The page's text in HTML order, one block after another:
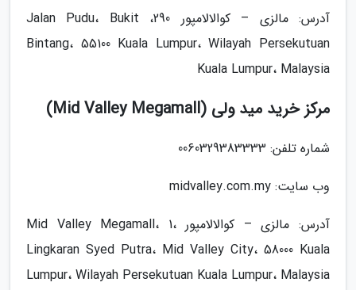
آدرس: مالزی – کوالالامپور 290، Jalan Pudu، Bukit
Bintang، 55100 Kuala Lumpur، Wilayah Persekutuan
Kuala Lumpur، Malaysia
مرکز خرید مید ولی (Mid Valley Megamall)
شماره تلفن: 0060329383333
وب سایت: midvalley.com.my
آدرس: مالزی – کوالالامپور Mid Valley Megamall، 1،
Lingkaran Syed Putra، Mid Valley City، 58000 Kuala
Lumpur، Wilayah Persekutuan Kuala Lumpur، Malaysia